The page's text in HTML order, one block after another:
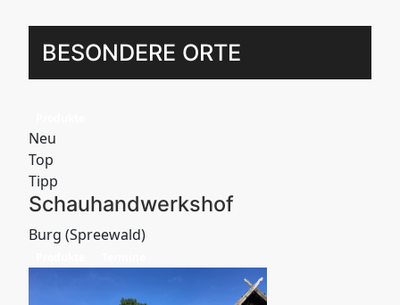
BESONDERE ORTE
Neu
Top
Tipp
Schauhandwerkshof
Burg (Spreewald)